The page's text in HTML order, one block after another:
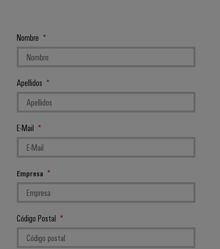
Nombre
Apellidos
E-Mail
Empresa
Código Postal